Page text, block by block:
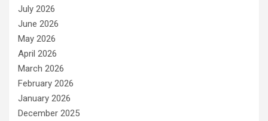
July 2026
June 2026
May 2026
April 2026
March 2026
February 2026
January 2026
December 2025